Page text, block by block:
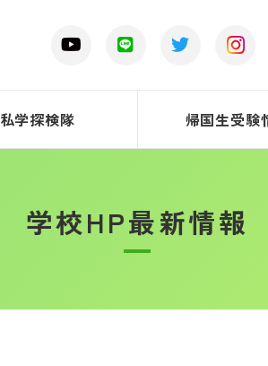
私学探検隊 帰国生受験
学校HP最新情報